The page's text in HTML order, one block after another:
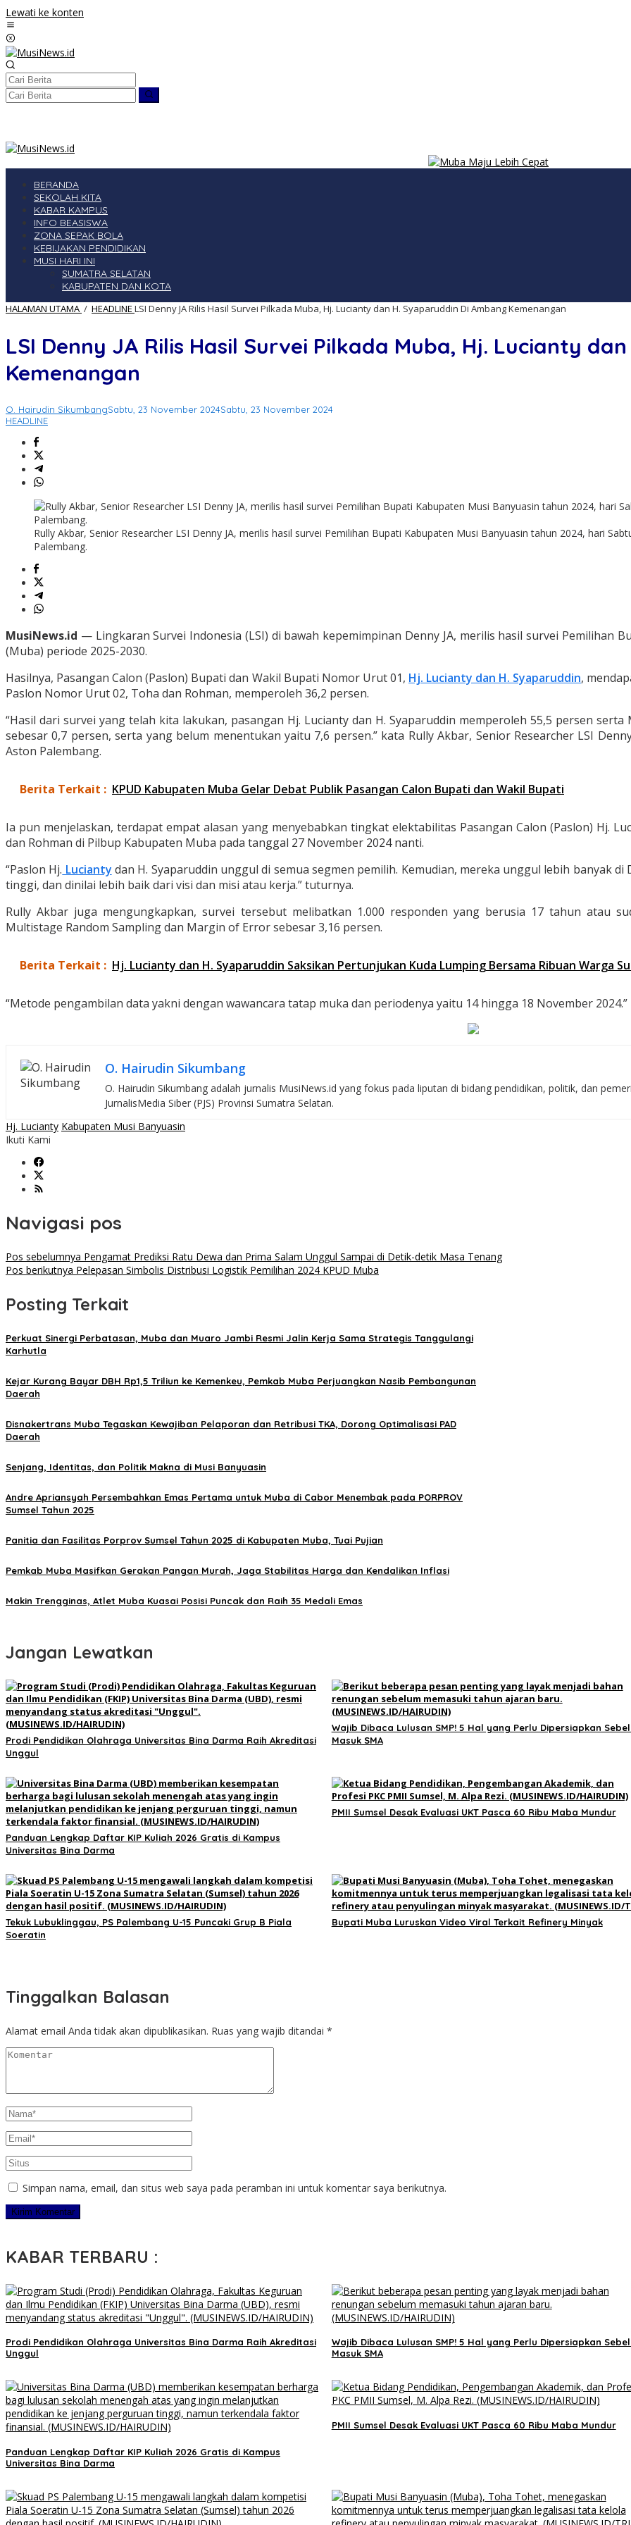
Lewati ke konten
BERANDA
SEKOLAH KITA
KABAR KAMPUS
INFO BEASISWA
ZONA SEPAK BOLA
KEBIJAKAN PENDIDIKAN
MUSI HARI INI
SUMATRA SELATAN
KABUPATEN DAN KOTA
HALAMAN UTAMA / HEADLINE LSI Denny JA Rilis Hasil Survei Pilkada Muba, Hj. Lucianty dan H. Syaparuddin Di Ambang Kemenangan
LSI Denny JA Rilis Hasil Survei Pilkada Muba, Hj. Lucianty
Kemenangan
O. Hairudin SikumbangSabtu, 23 November 2024Sabtu, 23 November 2024
HEADLINE
Rully Akbar, Senior Researcher LSI Denny JA, merilis hasil survei Pemilihan Bupati Kabupaten Musi Banyuasin tahun 2024, hari
Palembang.
MusiNews.id — Lingkaran Survei Indonesia (LSI) di bawah kepemimpinan Denny JA, merilis hasil survei Pemilihan
(Muba) periode 2025-2030.
Hasilnya, Pasangan Calon (Paslon) Bupati dan Wakil Bupati Nomor Urut 01, Hj. Lucianty dan H. Syaparuddin,
Paslon Nomor Urut 02, Toha dan Rohman, memperoleh 36,2 persen.
“Hasil dari survei yang telah kita lakukan, pasangan Hj. Lucianty dan H. Syaparuddin memperoleh 55,5 persen
sebesar 0,7 persen, serta yang belum menentukan yaitu 7,6 persen.” kata Rully Akbar, Senior Researcher LSI
Aston Palembang.
Berita Terkait : KPUD Kabupaten Muba Gelar Debat Publik Pasangan Calon Bupati dan Wakil Bupati
Ia pun menjelaskan, terdapat empat alasan yang menyebabkan tingkat elektabilitas Pasangan Calon (Paslon) Hj.
dan Rohman di Pilbup Kabupaten Muba pada tanggal 27 November 2024 nanti.
“Paslon Hj. Lucianty dan H. Syaparuddin unggul di semua segmen pemilih. Kemudian, mereka unggul lebih banyak
tinggi, dan dinilai lebih baik dari visi dan misi atau kerja.” tuturnya.
Rully Akbar juga mengungkapkan, survei tersebut melibatkan 1.000 responden yang berusia 17 tahun atau
Multistage Random Sampling dan Margin of Error sebesar 3,16 persen.
Berita Terkait : Hj. Lucianty dan H. Syaparuddin Saksikan Pertunjukan Kuda Lumping Bersama Ribuan Warga
“Metode pengambilan data yakni dengan wawancara tatap muka dan periodenya yaitu 14 hingga 18 November
O. Hairudin Sikumbang
O. Hairudin Sikumbang adalah jurnalis MusiNews.id yang fokus pada liputan di bidang pendidikan, politik, dan
JurnalisMedia Siber (PJS) Provinsi Sumatra Selatan.
Hj. Lucianty Kabupaten Musi Banyuasin
Ikuti Kami
Navigasi pos
Pos sebelumnya Pengamat Prediksi Ratu Dewa dan Prima Salam Unggul Sampai di Detik-detik Masa Tenang
Pos berikutnya Pelepasan Simbolis Distribusi Logistik Pemilihan 2024 KPUD Muba
Posting Terkait
Perkuat Sinergi Perbatasan, Muba dan Muaro Jambi Resmi Jalin Kerja Sama Strategis Tanggulangi
Karhutla
Kejar Kurang Bayar DBH Rp1,5 Triliun ke Kemenkeu, Pemkab Muba Perjuangkan Nasib Pembangunan
Daerah
Disnakertrans Muba Tegaskan Kewajiban Pelaporan dan Retribusi TKA, Dorong Optimalisasi PAD
Daerah
Senjang, Identitas, dan Politik Makna di Musi Banyuasin
Andre Apriansyah Persembahkan Emas Pertama untuk Muba di Cabor Menembak pada PORPROV
Sumsel Tahun 2025
Panitia dan Fasilitas Porprov Sumsel Tahun 2025 di Kabupaten Muba, Tuai Pujian
Pemkab Muba Masifkan Gerakan Pangan Murah, Jaga Stabilitas Harga dan Kendalikan Inflasi
Makin Trengginas, Atlet Muba Kuasai Posisi Puncak dan Raih 35 Medali Emas
Jangan Lewatkan
Prodi Pendidikan Olahraga Universitas Bina Darma Raih Akreditasi
Unggul
Wajib Dibaca Lulusan SMP! 5 Hal yang Perlu Dipersiapkan
Masuk SMA
Panduan Lengkap Daftar KIP Kuliah 2026 Gratis di Kampus
Universitas Bina Darma
PMII Sumsel Desak Evaluasi UKT Pasca 60 Ribu Maba Mundur
Tekuk Lubuklinggau, PS Palembang U-15 Puncaki Grup B Piala
Soeratin
Bupati Muba Luruskan Video Viral Terkait Refinery Minyak
Tinggalkan Balasan
Alamat email Anda tidak akan dipublikasikan. Ruas yang wajib ditandai *
Simpan nama, email, dan situs web saya pada peramban ini untuk komentar saya berikutnya.
KABAR TERBARU :
Prodi Pendidikan Olahraga Universitas Bina Darma Raih Akreditasi
Unggul
Wajib Dibaca Lulusan SMP! 5 Hal yang Perlu Dipersiapkan
Masuk SMA
Panduan Lengkap Daftar KIP Kuliah 2026 Gratis di Kampus
Universitas Bina Darma
PMII Sumsel Desak Evaluasi UKT Pasca 60 Ribu Maba Mundur